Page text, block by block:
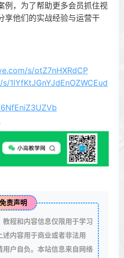
例，为了帮助更多会员抓住视
享他们的实战经验与运营干
s/otZ7nHXRdCP
1IYfKtJGnYJdEnOZWCEud
免责声明
程和内容信息仅限用于学习
内容用于商业或者非法用
户自负。本站信息来自网络